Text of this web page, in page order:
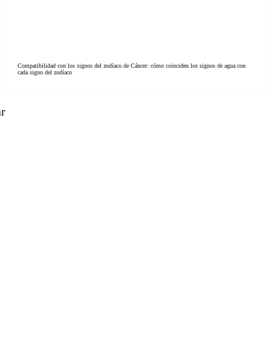
Compatibilidad con los signos del zodíaco de Cáncer: cómo coinciden los signos de agua con
cada signo del zodíaco